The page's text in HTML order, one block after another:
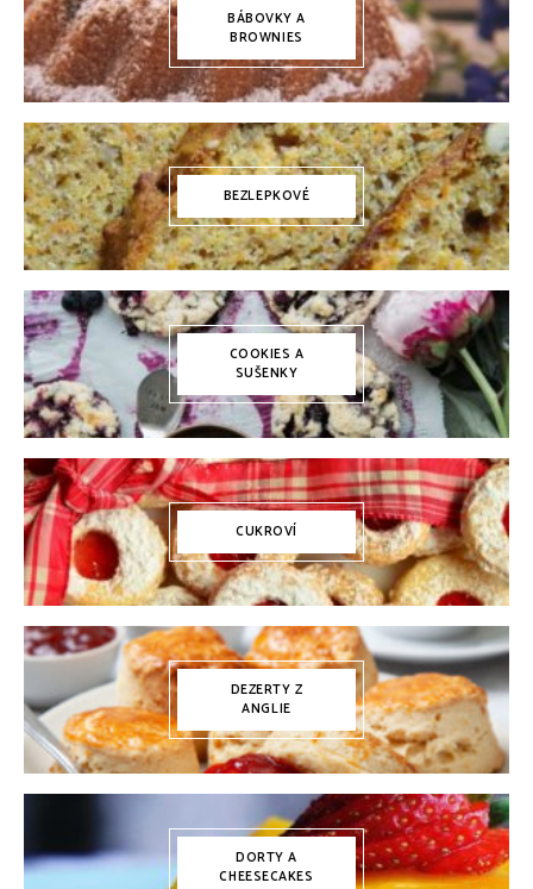
BÁBOVKY A
BROWNIES
BEZLEPKOVÉ
COOKIES A
SUŠENKY
CUKROVÍ
DEZERTY Z
ANGLIE
DORTY A
CHEESECAKES